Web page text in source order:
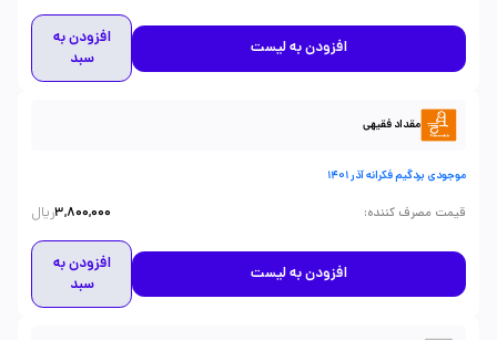
افزودن به لیست
افزودن به
سبد
مقداد فقیهی
موجودی بردگیم فکرانه آذر 1401
قیمت مصرف کننده:
3,800,000ریال
افزودن به لیست
افزودن به
سبد